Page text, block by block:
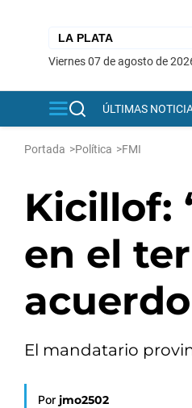
viernes 07 de agosto de
ÚLTIMAS
Portada >Política >FMI
Kicillof:
en el
El mandatario
Por jmo2502